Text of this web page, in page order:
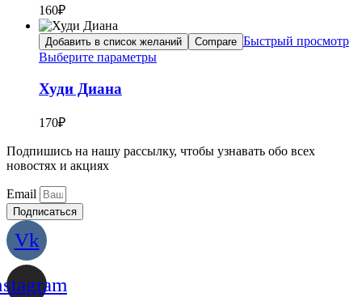
160₽
Добавить в список желаний Compare Быстрый просмотр
Выберите параметры
Худи Диана
170₽
Подпишись на нашу рассылку, чтобы узнавать обо всех
новостях и акциях
Email
Подписаться
Vk